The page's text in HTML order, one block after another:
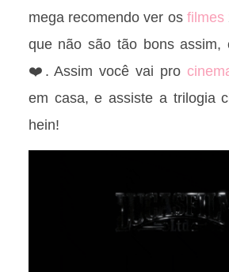
mega recomendo ver os filmes
que não são tão bons assim,
❤️. Assim você vai pro
em casa, e assiste a trilogia
hein!